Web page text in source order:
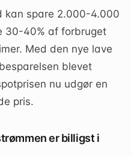
kan spare 2.000-4.000
30-40% af forbruget
Med den nye lave
blevet
nu udgør en
pris.
er billigst i